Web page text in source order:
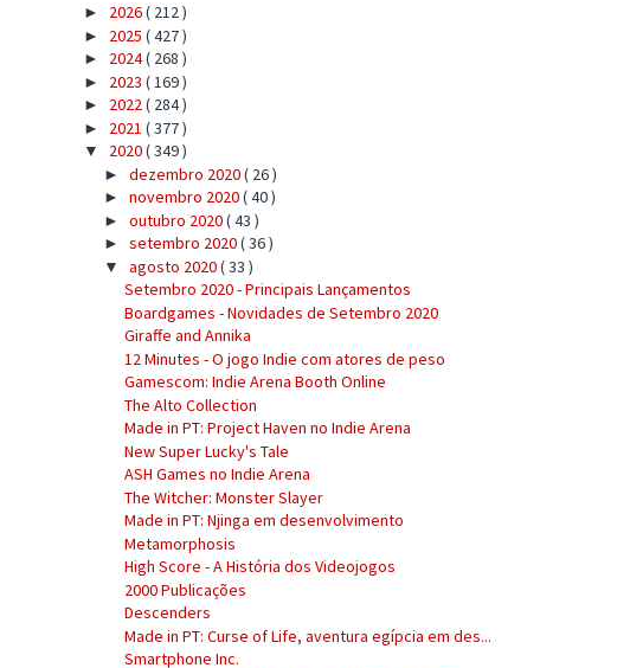
► 2026( 212 )
► 2025 ( 427 )
► 2024( 268 )
► 2023 ( 169 )
► 2022( 284 )
► 2021 ( 377 )
▼ 2020( 349 )
► dezembro 2020( 26 )
► novembro 2020( 40 )
► outubro 2020( 43 )
► setembro 2020( 36 )
▼ agosto 2020( 33 )
Setembro 2020 - Principais Lançamentos
Boardgames - Novidades de Setembro 2020
Giraffe and Annika
12 Minutes - O jogo Indie com atores de peso
Gamescom: Indie Arena Booth Online
The Alto Collection
Made in PT: Project Haven no Indie Arena
New Super Lucky's Tale
ASH Games no Indie Arena
The Witcher: Monster Slayer
Made in PT: Njinga em desenvolvimento
Metamorphosis
High Score - A História dos Videojogos
2000 Publicações
Descenders
Made in PT: Curse of Life, aventura egípcia em des...
Smartphone Inc.